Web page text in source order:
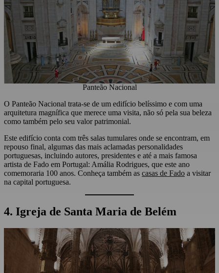
Panteão Nacional
O Panteão Nacional trata-se de um edifício belíssimo e com uma
arquitetura magnífica que merece uma visita, não só pela sua beleza
como também pelo seu valor patrimonial.
Este edifício conta com três salas tumulares onde se encontram, em
repouso final, algumas das mais aclamadas personalidades
portuguesas, incluindo autores, presidentes e até a mais famosa
artista de Fado em Portugal: Amália Rodrigues, que este ano
comemoraria 100 anos. Conheça também as casas de Fado a visitar
na capital portuguesa.
4. Igreja de Santa Maria de Belém